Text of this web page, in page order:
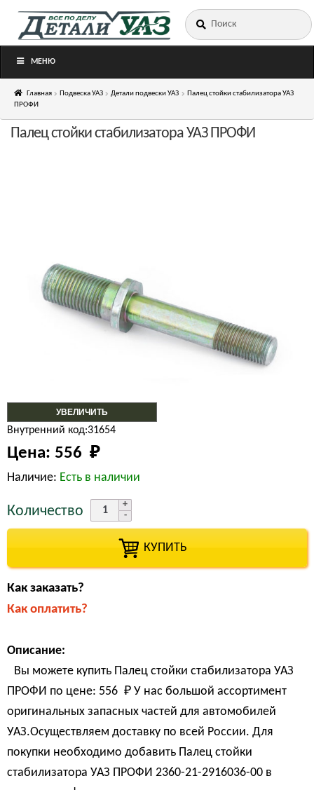
Перейти
Перейти
Искать:
МЕНЮ
Главная Подвеска УАЗ Детали подвески УАЗ
Палец стойки стабилизатора УАЗ
ПРОФИ
УВЕЛИЧИТЬ
Палец стойки стабилизатора УАЗ ПРОФИ
Внутренний код:31654
Цена: 556 ₽
Наличие: Есть в наличии
Количество
КУПИТЬ
Как заказать?
Как оплатить?
Описание:
Вы можете купить Палец стойки стабилизатора УАЗ
ПРОФИ по цене: 556 ₽ У нас большой ассортимент
оригинальных запасных частей для автомобилей
УАЗ.Осуществляем доставку по всей России. Для
покупки необходимо добавить Палец стойки
стабилизатора УАЗ ПРОФИ 2360-21-2916036-00 в